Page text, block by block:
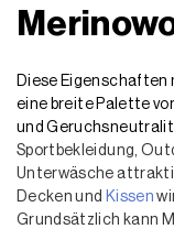
Diese Eigenschaften
eine breite Palette
und
Sportbekleidung,
Unterwäsche
Decken und Kissen
Grundsätzlich kann